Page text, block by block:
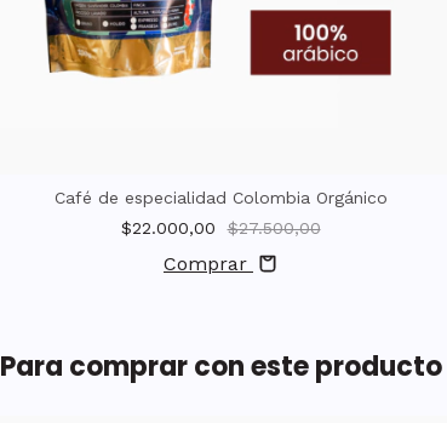
Café de especialidad Colombia Orgánico
$22.000,00
$27.500,00
Comprar
Para comprar con este producto